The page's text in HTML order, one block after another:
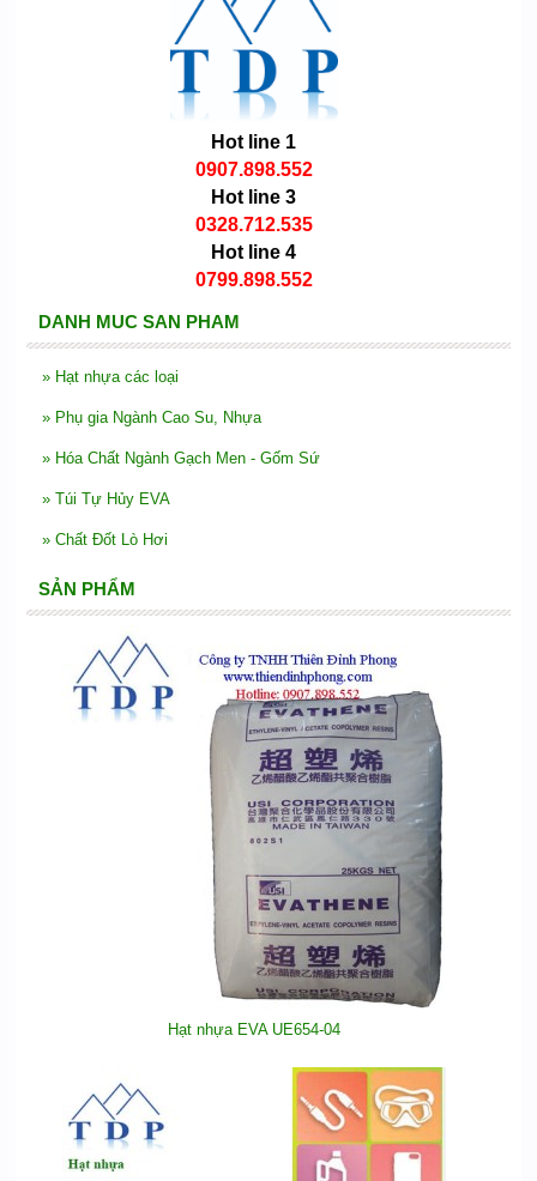
Hot line 1
0907.898.552
Hot line 3
0328.712.535
Hot line 4
0799.898.552
DANH MUC SAN PHAM
» Hạt nhựa các loại
» Phụ gia Ngành Cao Su, Nhựa
» Hóa Chất Ngành Gạch Men - Gốm Sứ
» Túi Tự Hủy EVA
» Chất Đốt Lò Hơi
SẢN PHẨM
Hạt nhựa EVA UE654-04